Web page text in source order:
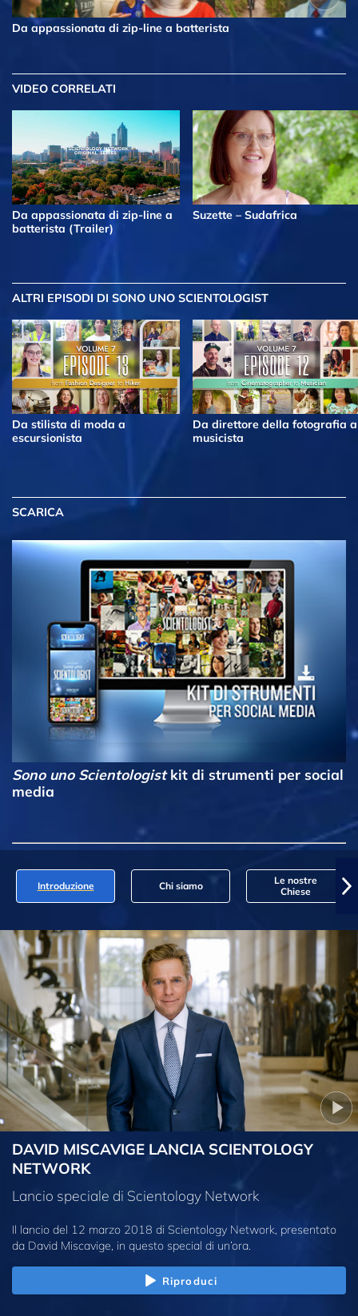
Da appassionata di zip-line a batterista
VIDEO CORRELATI
Da appassionata di zip-line a
batterista (Trailer)
Suzette – Sudafrica
ALTRI EPISODI DI SONO UNO SCIENTOLOGIST
Da stilista di moda a
escursionista
Da direttore della fotografia a
musicista
SCARICA
Sono uno Scientologistkit di strumenti per social
media
Introduzione Chi siamo
Le nostre
Chiese
DAVID MISCAVIGE LANCIA SCIENTOLOGY
NETWORK
Lancio speciale di Scientology Network
Il lancio del 12 marzo 2018 di Scientology Network, presentato
da David Miscavige, in questo special di un’ora.
Riproduci